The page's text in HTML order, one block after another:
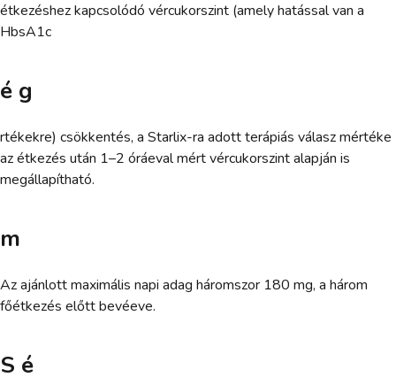
étkezéshez kapcsolódó vércukorszint (amely hatással van a
HbsA1c
é g
rtékekre) csökkentés, a Starlix-ra adott terápiás válasz mértéke
az étkezés után 1–2 óráeval mért vércukorszint alapján is
megállapítható.
m
Az ajánlott maximális napi adag háromszor 180 mg, a három
főétkezés előtt bevéeve.
S é